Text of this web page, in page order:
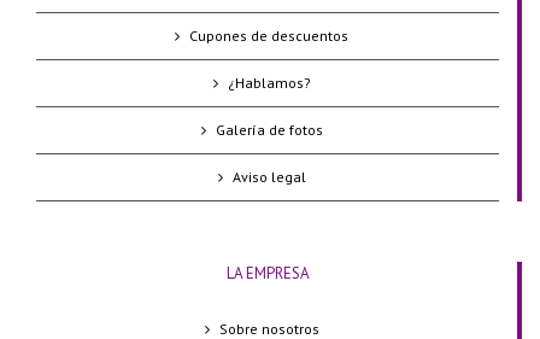
Cupones de descuentos
¿Hablamos?
Galería de fotos
Aviso legal
LA EMPRESA
Sobre nosotros